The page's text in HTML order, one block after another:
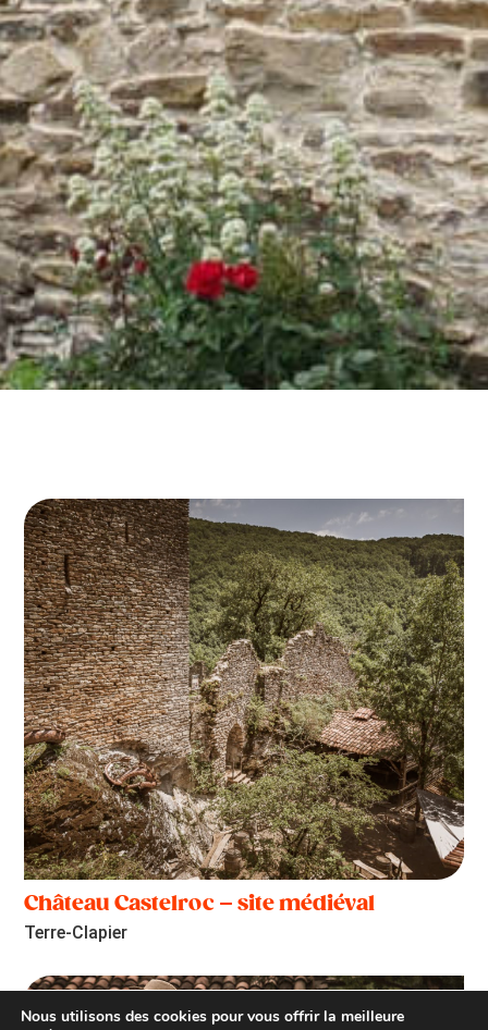
Château Castelroc – site médiéval
Terre-Clapier
Nous utilisons des cookies pour vous offrir la meilleure